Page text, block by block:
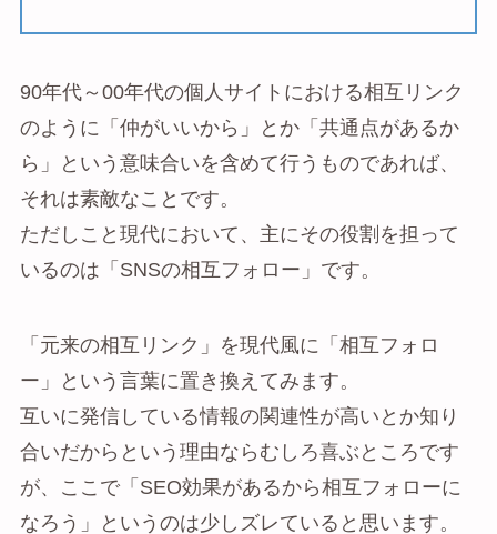
90年代～00年代の個人サイトにおける相互リンク
のように「仲がいいから」とか「共通点があるか
ら」という意味合いを含めて行うものであれば、
それは素敵なことです。
ただしこと現代において、主にその役割を担って
いるのは「SNSの相互フォロー」です。
「元来の相互リンク」を現代風に「相互フォロ
ー」という言葉に置き換えてみます。
互いに発信している情報の関連性が高いとか知り
合いだからという理由ならむしろ喜ぶところです
が、ここで「SEO効果があるから相互フォローに
なろう」というのは少しズレていると思います。